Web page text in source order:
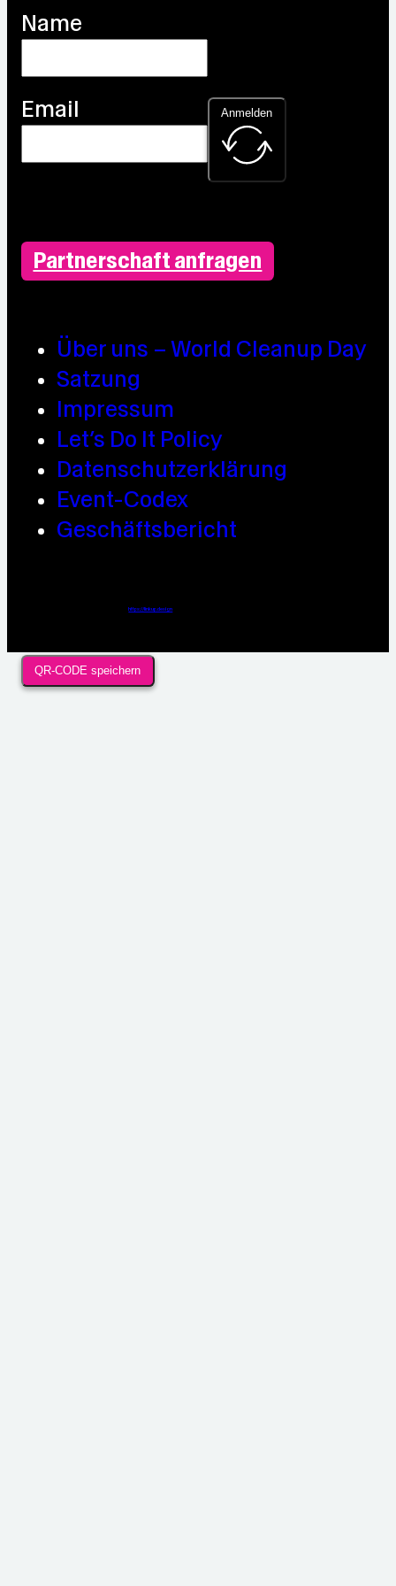
Partnerschaft anfragen
Über uns – World Cleanup Day
Satzung
Impressum
Let’s Do It Policy
Datenschutzerklärung
Event-Codex
Geschäftsbericht
Name
Email Anmelden
https://linkup.design
QR-CODE speichern